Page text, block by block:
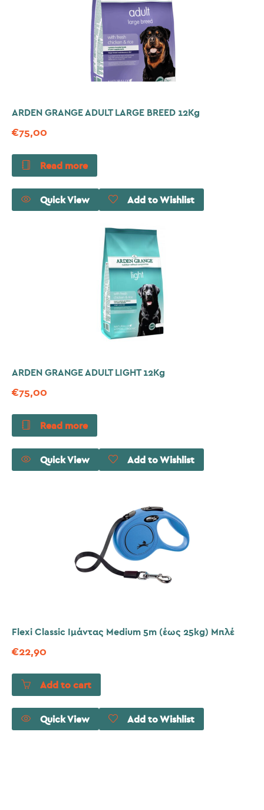
ARDEN GRANGE ADULT LARGE BREED 12Kg
€75,00
Read more
Quick View Add to Wishlist
ARDEN GRANGE ADULT LIGHT 12Kg
€75,00
Read more
Quick View Add to Wishlist
Flexi Classic Ιμάντας Medium 5m (έως 25kg) Μπλέ
€22,90
Add to cart
Quick View Add to Wishlist